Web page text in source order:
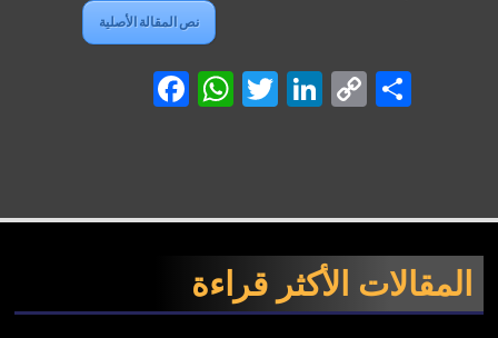
نص المقالة الأصلية
Facebook
WhatsApp
Twitter
LinkedIn
Copy
المقالات الأكثر قراءة